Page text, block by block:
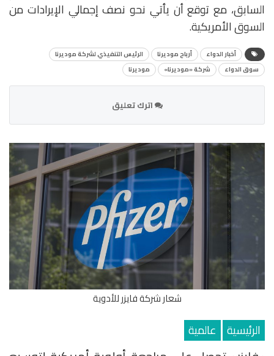
السابق، مع توقع أن يأتي نحو نصف إجمالي الإيرادات من
السوق الأمريكية.
أخبار الدواء أرباح موديرنا
الرئيس التنفيذي لشركة موديرنا
سوق الدواء
شركة «موديرنا» موديرنا
اترك تعليق
شعار شركة فايزر للأدوية
الرئيسية عالمية